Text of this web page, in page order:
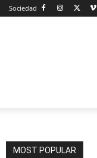
Sociedad
MOST POPULAR